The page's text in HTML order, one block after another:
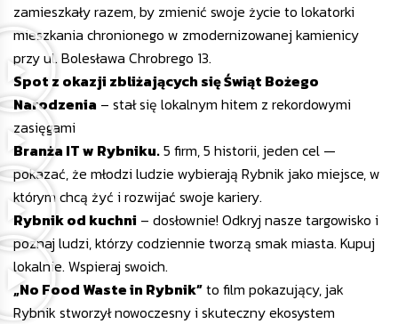
zamieszkały razem, by zmienić swoje życie to lokatorki
mieszkania chronionego w zmodernizowanej kamienicy
przy ul. Bolesława Chrobrego 13.
Spot z okazji zbliżających się Świąt Bożego
Narodzenia – stał się lokalnym hitem z rekordowymi
zasięgami
Branża IT w Rybniku.5 firm, 5 historii, jeden cel —
pokazać, że młodzi ludzie wybierają Rybnik jako miejsce, w
którym chcą żyć i rozwijać swoje kariery.
Rybnik od kuchni – dosłownie! Odkryj nasze targowisko i
poznaj ludzi, którzy codziennie tworzą smak miasta. Kupuj
lokalnie. Wspieraj swoich.
„No Food Waste in Rybnik”to film pokazujący, jak
Rybnik stworzył nowoczesny i skuteczny ekosystem